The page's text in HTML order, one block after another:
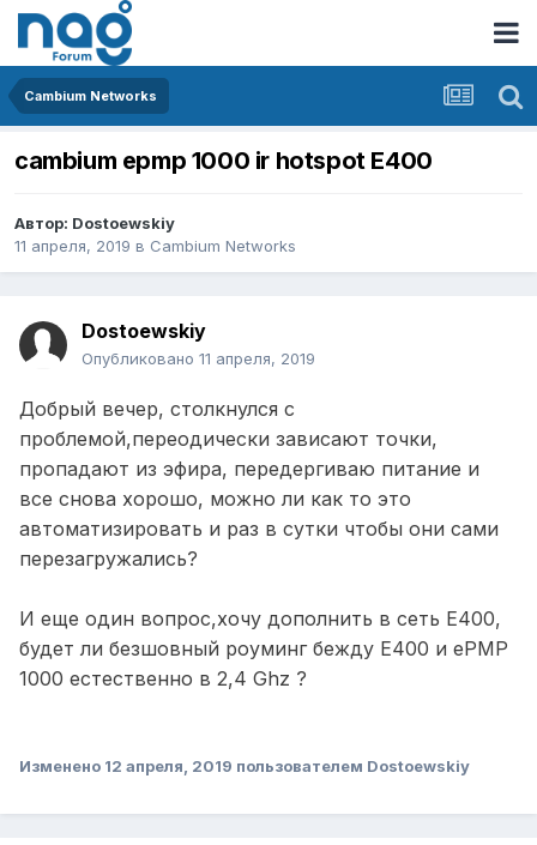
Cambium Networks
cambium epmp 1000 ir hotspot E400
Автор: Dostoewskiy
11 апреля, 2019 в Cambium Networks
Dostoewskiy
Опубликовано 11 апреля, 2019
Добрый вечер, столкнулся с
проблемой,переодически зависают точки,
пропадают из эфира, передергиваю питание и
все снова хорошо, можно ли как то это
автоматизировать и раз в сутки чтобы они сами
перезагружались?
И еще один вопрос,хочу дополнить в сеть E400,
будет ли безшовный роуминг бежду E400 и ePMP
1000 естественно в 2,4 Ghz ?
Изменено 12 апреля, 2019 пользователем Dostoewskiy